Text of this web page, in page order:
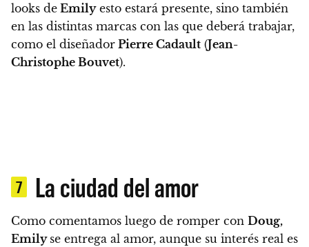
looks de Emilyesto estará presente, sino también
en las distintas marcas con las que deberá trabajar,
como el diseñador Pierre Cadault (Jean-
Christophe Bouvet).
7 La ciudad del amor
Como comentamos luego de romper con Doug,
Emily se entrega al amor, aunque su interés real es